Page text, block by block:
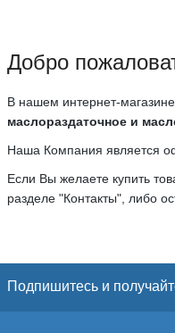
Добро
В нашем интернет-
маслораздаточное и
Наша Компания является
Если Вы желаете купить
разделе "Контакты", либо
Подпишитесь и